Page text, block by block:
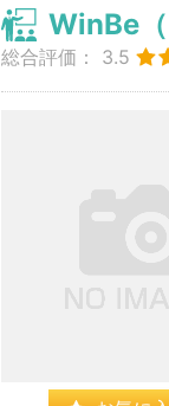
WinBe
総合評価： 3.5